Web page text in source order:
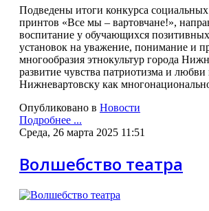
Подведены итоги конкурса
принтов «Все мы – вартовчане!»,
воспитание у обучающихся
установок на уважение, понимание и
многообразия этнокультур города
развитие чувства патриотизма и любви
Нижневартовску как
Опубликовано в Новости
Подробнее ...
Среда, 26 марта 2025 11:51
Волшебство театра